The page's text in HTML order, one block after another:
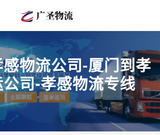
物流公司-厦门到孝
司-孝感物流专线